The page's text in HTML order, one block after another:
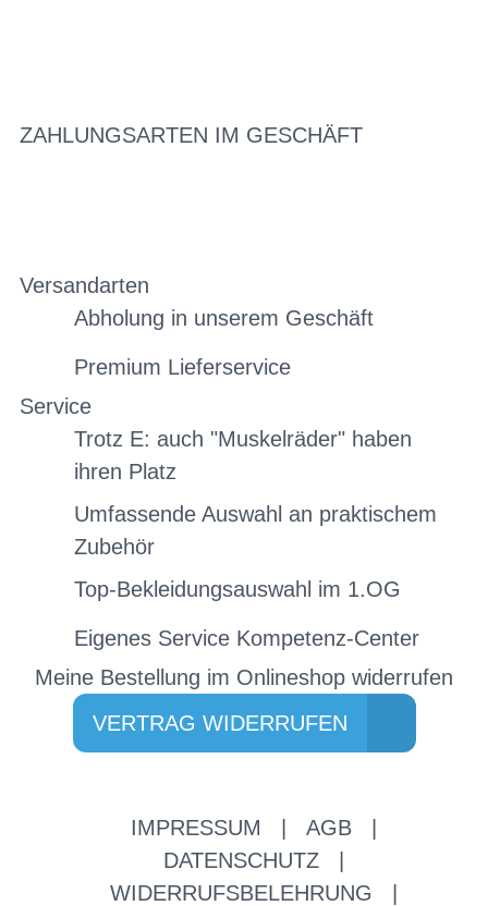
ZAHLUNGSARTEN IM GESCHÄFT
Versandarten
Abholung in unserem Geschäft
Premium Lieferservice
Service
Trotz E: auch "Muskelräder" haben
ihren Platz
Umfassende Auswahl an praktischem
Zubehör
Top-Bekleidungsauswahl im 1.OG
Eigenes Service Kompetenz-Center
Meine Bestellung im Onlineshop widerrufen
VERTRAG WIDERRUFEN
IMPRESSUM AGB
DATENSCHUTZ
WIDERRUFSBELEHRUNG